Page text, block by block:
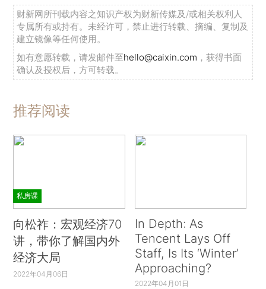
财新网所刊载内容之知识产权为财新传媒及/或相关权利人
专属所有或持有。未经许可，禁止进行转载、摘编、复制及
建立镜像等任何使用。
如有意愿转载，请发邮件至hello@caixin.com ，获得书面
确认及授权后，方可转载。
推荐阅读
私房课
向松祚：宏观经济70
讲，带你了解国内外
经济大局
2022年04月06日
In Depth: As
Tencent Lays Off
Staff, Is Its ‘Winter’
Approaching?
2022年04月01日